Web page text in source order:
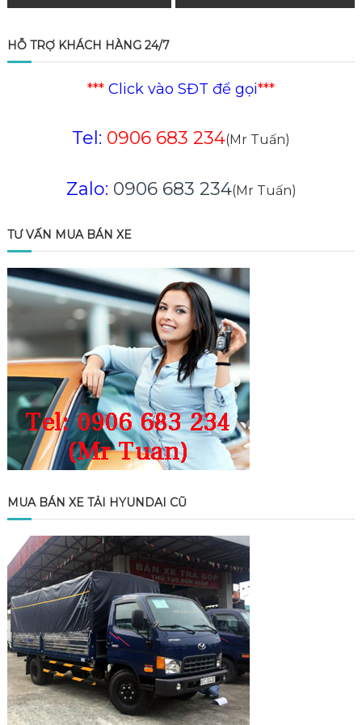
hướng
bài
HỖ TRỢ KHÁCH HÀNG 24/7
*** Click vào SĐT để gọi***
Tel: 0906 683 234(Mr Tuấn)
Zalo: 0906 683 234(Mr Tuấn)
TƯ VẤN MUA BÁN XE
MUA BÁN XE TẢI HYUNDAI CŨ